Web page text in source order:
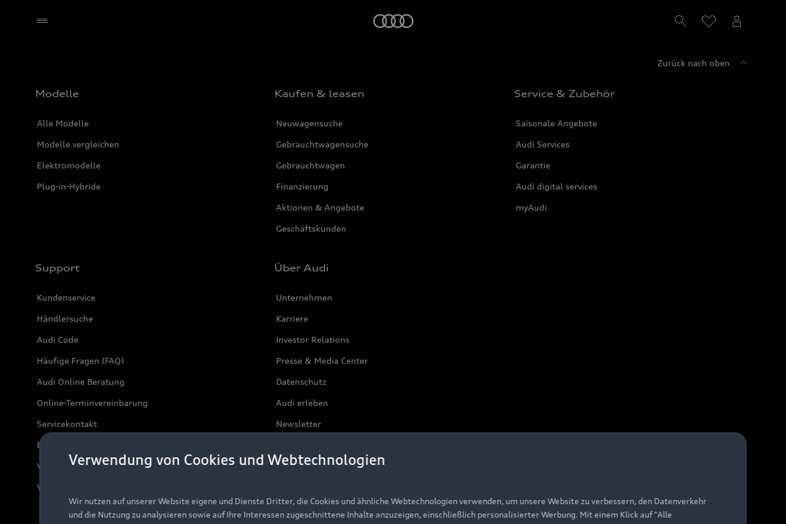
Zurück nach oben
Modelle
Alle Modelle
Modelle vergleichen
Elektromodelle
Plug-in-Hybride
Kaufen & leasen
Neuwagensuche
Gebrauchtwagensuche
Gebrauchtwagen
Finanzierung
Aktionen & Angebote
Geschäftskunden
Service & Zubehör
Saisonale Angebote
Audi Services
Garantie
Audi digital services
myAudi
Support
Kundenservice
Händlersuche
Audi Code
Häufige Fragen (FAQ)
Audi Online Beratung
Online-Terminvereinbarung
Servicekontakt
Bordbuch & Bedienungsanleitungen
Verträge kündigen
Vertrag widerrufen
Über Audi
Unternehmen
Karriere
Investor Relations
Presse & Media Center
Datenschutz
Audi erleben
Newsletter
Verwendung von Cookies und Webtechnologien
Wir nutzen auf unserer Website eigene und Dienste Dritter, die Cookies und ähnliche Webtechnologien verwenden, um unsere Website zu verbessern, den Datenverkehr
und die Nutzung zu analysieren sowie auf Ihre Interessen zugeschnittene Inhalte anzuzeigen, einschließlich personalisierter Werbung. Mit einem Klick auf "Alle